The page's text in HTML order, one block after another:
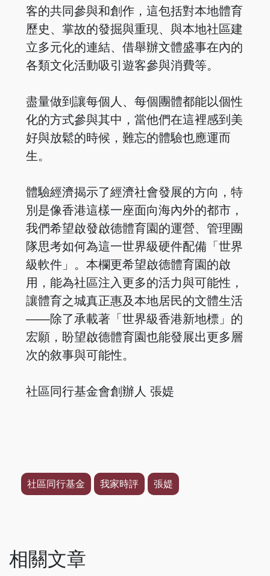
客的共同參與和創作，這包括對本地體育
歷史、掌故的發掘與重現、與本地社區建
立多元化的連結、借舉辦文體盛事在內的
各類文化活動吸引遊客參與消費等。
盡量做到讓每個人、每個團體都能以個性
化的方式參與其中，當他們在這裡感到美
好與放鬆的時候，難忘的體驗也應運而
生。
體驗經濟揭示了經濟社會發展的方向，特
別是像香港這樣一座面向海內外的都市，
我們希望啟發啟德體育園的運營、管理團
隊思考如何為這一世界級硬件配備「世界
級軟件」。本欄更希望啟德體育園的啟
用，能為社區注入更多的活力與可能性，
讓體育之城真正惠及本地居民的文體生活
——除了承載著「世界級香港新地標」的
宏願，盼望啟德體育園也能發展出更多層
次的敘事與可能性。
社區同行基金會創辦人 張媞
社區同行基金 我家時評 張媞
相關文章